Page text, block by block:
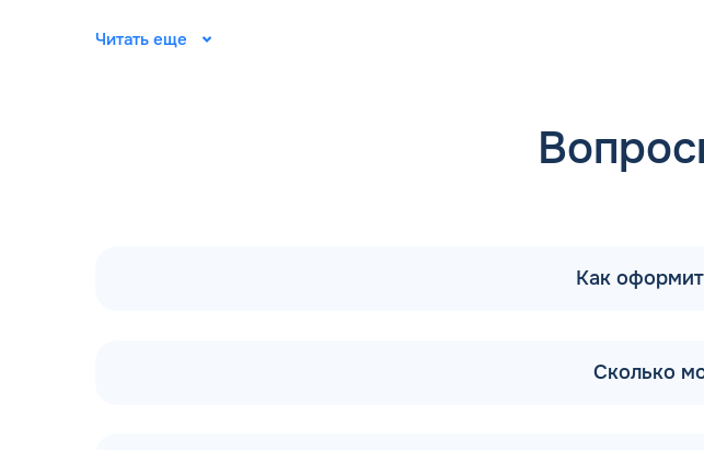
году сеть приобрел топливный гигант Лукойл. На сегодняшний день
топливного оператора является ООО «ТЕБОЙЛ РУС», который создал сеть
выгодное расположение заправок вдоль всех основных логистических
навигационным инструментом и позволяет оперативно знакомиться с
Читать еще
Как
Сколько